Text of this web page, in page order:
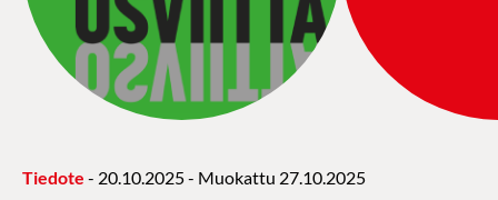
Tiedote - 20.10.2025- Muokattu 27.10.2025